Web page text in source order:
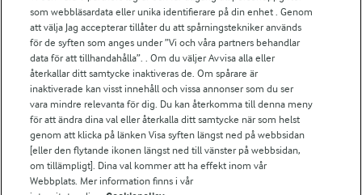
För ägare
Arlas kundportal
Arla.com
Falbygdens Ost
Arla webbshop
Bildbank
Följ oss
som webbläsardata eller unika identifierare på din enhet . Genom
att välja Jag accepterar tillåter du att spårningstekniker används
för de syften som anges under ”Vi och våra partners behandlar
data för att tillhandahålla”. . Om du väljer Avvisa alla eller
återkallar ditt samtycke inaktiveras de. Om spårare är
inaktiverade kan visst innehåll och vissa annonser som du ser
vara mindre relevanta för dig. Du kan återkomma till denna meny
för att ändra dina val eller återkalla ditt samtycke när som helst
genom att klicka på länken Visa syften längst ned på webbsidan
[eller den flytande ikonen längst ned till vänster på webbsidan,
om tillämpligt]. Dina val kommer att ha effekt inom vår
Webbplats. Mer information finns i vår